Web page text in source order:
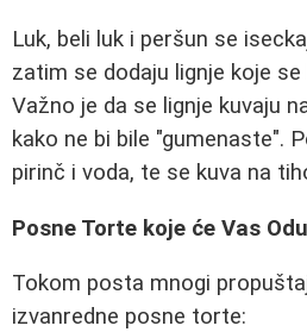
Luk, beli luk i peršun se
zatim se dodaju lignje koje
Važno je da se lignje kuvaju
kako ne bi bile "gumenaste".
pirinč i voda, te se kuva na
Posne Torte koje će Vas
Tokom posta mnogi
izvanredne posne torte: